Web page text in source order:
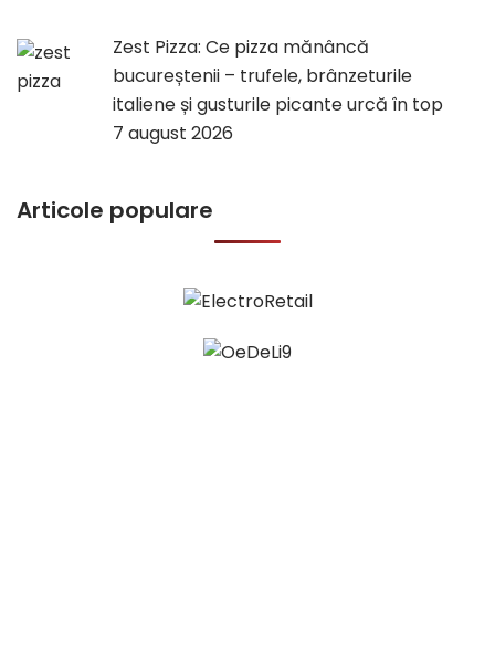
Zest Pizza: Ce pizza mănâncă
bucureștenii – trufele, brânzeturile
italiene și gusturile picante urcă în top
7 august 2026
Articole populare